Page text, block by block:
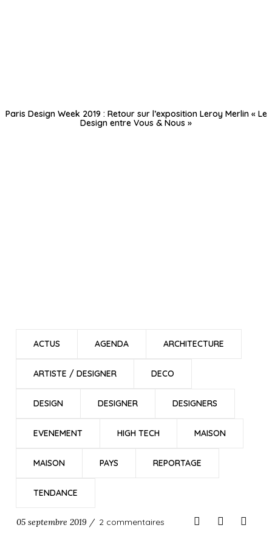
Paris Design Week 2019 : Retour sur l’exposition Leroy Merlin « Le
Design entre Vous & Nous »
ACTUS AGENDA ARCHITECTURE
ARTISTE / DESIGNER DECO
DESIGN DESIGNER DESIGNERS
EVENEMENT HIGH TECH MAISON
MAISON PAYS REPORTAGE
TENDANCE
05 septembre 2019 / 2 commentaires